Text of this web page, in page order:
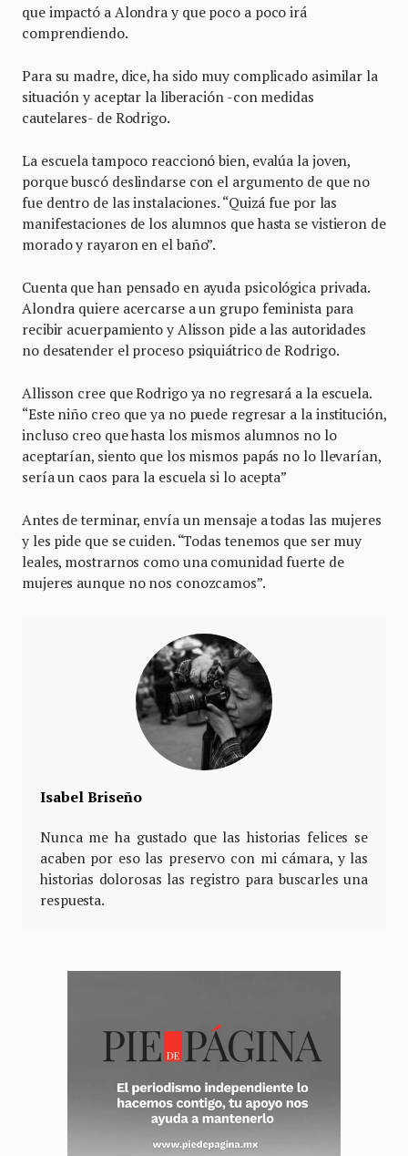
que impactó a Alondra y que poco a poco irá
comprendiendo.
Para su madre, dice, ha sido muy complicado asimilar la
situación y aceptar la liberación -con medidas
cautelares- de Rodrigo.
La escuela tampoco reaccionó bien, evalúa la joven,
porque buscó deslindarse con el argumento de que no
fue dentro de las instalaciones. “Quizá fue por las
manifestaciones de los alumnos que hasta se vistieron de
morado y rayaron en el baño”.
Cuenta que han pensado en ayuda psicológica privada.
Alondra quiere acercarse a un grupo feminista para
recibir acuerpamiento y Alisson pide a las autoridades
no desatender el proceso psiquiátrico de Rodrigo.
Allisson cree que Rodrigo ya no regresará a la escuela.
“Este niño creo que ya no puede regresar a la institución,
incluso creo que hasta los mismos alumnos no lo
aceptarían, siento que los mismos papás no lo llevarían,
sería un caos para la escuela si lo acepta”
Antes de terminar, envía un mensaje a todas las mujeres
y les pide que se cuiden. “Todas tenemos que ser muy
leales, mostrarnos como una comunidad fuerte de
mujeres aunque no nos conozcamos”.
Isabel Briseño
Nunca me ha gustado que las historias felices se
acaben por eso las preservo con mi cámara, y las
historias dolorosas las registro para buscarles una
respuesta.